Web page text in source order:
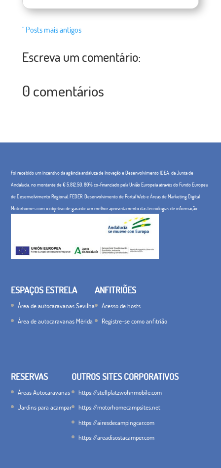
" Posts mais antigos
Escreva um comentário:
0 comentários
Foi recebido um incentivo da agência andaluza de Inovação e Desenvolvimento IDEA, da Junta de
Andalucía, no montante de € 5.812,50, 80% co-financiado pela União Europeia através do Fundo Europeu
de Desenvolvimento Regional, FEDER. Desenvolvimento de Portal Web e Áreas de Marketing Digital
Motorhomes com o objetivo de garantir um melhor aproveitamento das tecnologias de informação
ESPAÇOS ESTRELA
Área de autocaravanas Sevilha
Área de autocaravanas Mérida
ANFITRIÕES
Acesso de hosts
Registre-se como anfitrião
RESERVAS
Áreas Autocaravanas
Jardins para acampar
OUTROS SITES CORPORATIVOS
https://stellplatzwohnmobile.com
https://motorhomecampsites.net
https://airesdecampingcar.com
https://areadisostacamper.com